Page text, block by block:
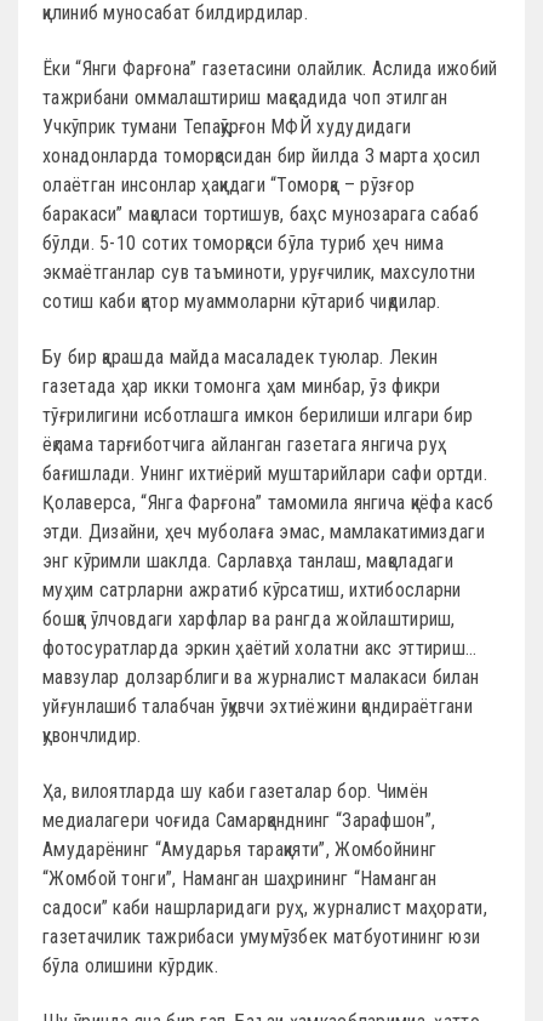
қилиниб муносабат билдирдилар.
Ёки “Янги Фарғона” газетасини олайлик. Аслида ижобий
тажрибани оммалаштириш мақсадида чоп этилган
Учкўприк тумани Тепақўрғон МФЙ худудидаги
хонадонларда томорқасидан бир йилда 3 марта ҳосил
олаётган инсонлар ҳақидаги “Томорқа – рўзғор
баракаси” мақоласи тортишув, баҳс мунозарага сабаб
бўлди. 5-10 сотих томорқаси бўла туриб ҳеч нима
экмаётганлар сув таъминоти, уруғчилик, махсулотни
сотиш каби қатор муаммоларни кўтариб чиқдилар.
Бу бир қарашда майда масаладек туюлар. Лекин
газетада ҳар икки томонга ҳам минбар, ўз фикри
тўғрилигини исботлашга имкон берилиши илгари бир
ёқлама тарғиботчига айланган газетага янгича руҳ
бағишлади. Унинг ихтиёрий муштарийлари сафи ортди.
Қолаверса, “Янга Фарғона” тамомила янгича қиёфа касб
этди. Дизайни, ҳеч муболаға эмас, мамлакатимиздаги
энг кўримли шаклда. Сарлавҳа танлаш, мақоладаги
муҳим сатрларни ажратиб кўрсатиш, ихтибосларни
бошқа ўлчовдаги харфлар ва рангда жойлаштириш,
фотосуратларда эркин ҳаётий холатни акс эттириш…
мавзулар долзарблиги ва журналист малакаси билан
уйғунлашиб талабчан ўқувчи эхтиёжини қондираётгани
қувончлидир.
Ҳа, вилоятларда шу каби газеталар бор. Чимён
медиалагери чоғида Самарқанднинг “Зарафшон”,
Амударёнинг “Амударья тарақияти”, Жомбойнинг
“Жомбой тонги”, Наманган шаҳрининг “Наманган
садоси” каби нашрларидаги руҳ, журналист маҳорати,
газетачилик тажрибаси умумўзбек матбуотининг юзи
бўла олишини кўрдик.